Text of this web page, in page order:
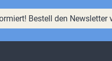
Bestell den Newsletter